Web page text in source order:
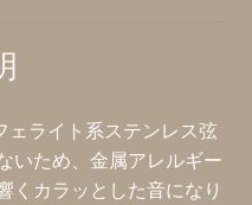
ェライト系ステンレス弦
いため、金属アレルギー
くカラッとした音になり